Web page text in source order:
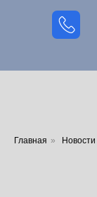
Главная » Новости